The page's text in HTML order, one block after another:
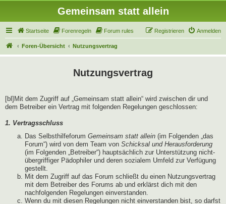
Gemeinsam statt allein
Startseite Forenregeln Forum rules Anmelden
Registrieren
Foren-Übersicht Nutzungsvertrag
Nutzungsvertrag
[bl]Mit dem Zugriff auf „Gemeinsam statt allein“ wird zwischen dir und
dem Betreiber ein Vertrag mit folgenden Regelungen geschlossen:
1. Vertragsschluss
Das Selbsthilfeforum Gemeinsam statt allein (im Folgenden „das
Forum“) wird von dem Team von Schicksal und Herausforderung
(im Folgenden „Betreiber“) hauptsächlich zur Unterstützung nicht-
übergriffiger Pädophiler und deren sozialem Umfeld zur Verfügung
gestellt.
Mit dem Zugriff auf das Forum schließt du einen Nutzungsvertrag
mit dem Betreiber des Forums ab und erklärst dich mit den
nachfolgenden Regelungen einverstanden.
Wenn du mit diesen Regelungen nicht einverstanden bist, so darfst